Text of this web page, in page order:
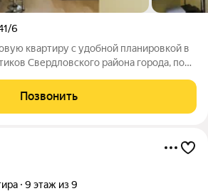
6
квартиру с удобной планировкой в
Свердловского района города, по
формата. Квартира расположена на 9
Позвонить
9 этаж из 9